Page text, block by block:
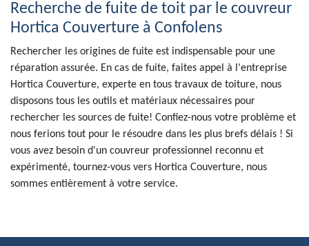
Recherche de fuite de toit par le couvreur
Hortica Couverture à Confolens
Rechercher les origines de fuite est indispensable pour une
réparation assurée. En cas de fuite, faites appel à l'entreprise
Hortica Couverture, experte en tous travaux de toiture, nous
disposons tous les outils et matériaux nécessaires pour
rechercher les sources de fuite! Confiez-nous votre problème et
nous ferions tout pour le résoudre dans les plus brefs délais ! Si
vous avez besoin d'un couvreur professionnel reconnu et
expérimenté, tournez-vous vers Hortica Couverture, nous
sommes entièrement à votre service.